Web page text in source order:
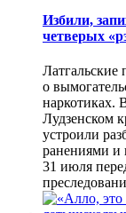
Избили,
четверых
Латгальские
о
наркотиках.
Лудзенском
устроили
ранениями и
31 июля